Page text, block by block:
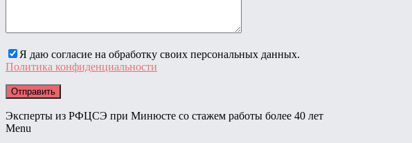
Я даю согласие на обработку своих персональных данных.
Политика конфиденциальности
Эксперты из РФЦСЭ при Минюсте со стажем работы более 40 лет
Menu